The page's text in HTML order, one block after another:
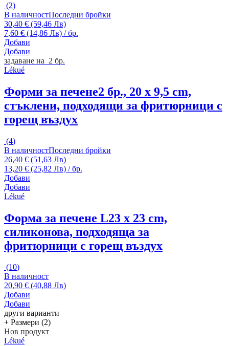
(2)
В наличностПоследни бройки
30,40 € (59,46 Лв)
7,60 € (14,86 Лв) / бр.
Добави
Добави
задаване на 2 бр.
Lékué
Форми за печене2 бр., 20 x 9,5 cm,
стъклени, подходящи за фритюрници с
горещ въздух
(4)
В наличностПоследни бройки
26,40 € (51,63 Лв)
13,20 € (25,82 Лв) / бр.
Добави
Добави
Lékué
Форма за печене L23 x 23 cm,
силиконова, подходяща за
фритюрници с горещ въздух
(10)
В наличност
20,90 € (40,88 Лв)
Добави
Добави
други варианти
+ Размери (2)
Нов продукт
Lékué